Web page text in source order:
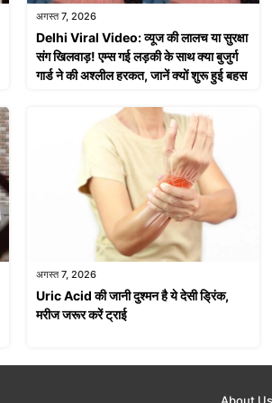
अगस्त 7, 2026
Delhi Viral Video: व्यूज की लालच या सुरक्षा
संग खिलवाड़! एम्स गई लड़की के साथ क्या बुजुर्ग
गार्ड ने की अश्लील हरकत, जानें क्यों शुरू हुई बहस
अगस्त 7, 2026
Uric Acid की जानी दुश्मन है ये देसी ड्रिंक,
मरीज जरूर करें ट्राई